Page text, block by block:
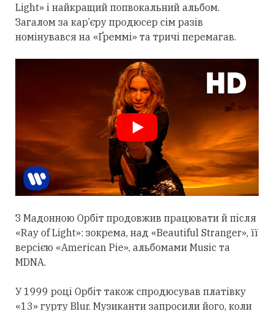
Light» і найкращий попвокальний альбом.
Загалом за кар’єру продюсер сім разів
номінувався на «Ґреммі» та тричі перемагав.
З Мадонною Орбіт продовжив працювати й після
«Ray of Light»: зокрема, над «Beautiful Stranger», її
версією «American Pie», альбомами Music та
MDNA.
У 1999 році Орбіт також спродюсував платівку
«13» гурту Blur. Музиканти запросили його, коли